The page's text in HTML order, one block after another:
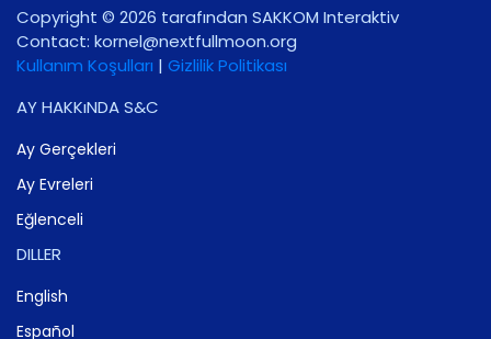
Copyright © 2026 tarafından SAKKOM Interaktiv
Contact: gro.noomlluftxen@lenrok
Kullanım Koşulları | Gizlilik Politikası
AY HAKKıNDA S&C
Ay Gerçekleri
Ay Evreleri
Eğlenceli
DILLER
English
Español